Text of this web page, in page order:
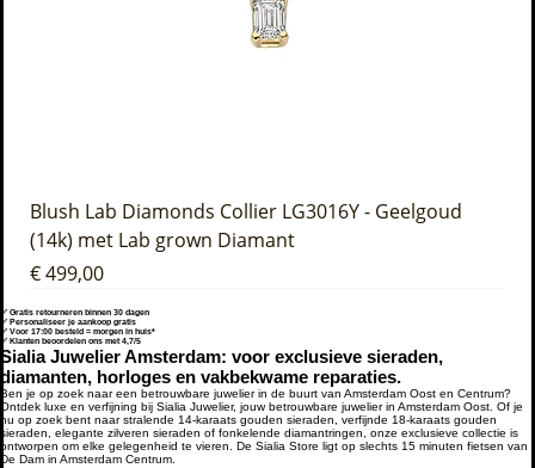
Blush Lab Diamonds Collier LG3016Y - Geelgoud
(14k) met Lab grown Diamant
Prijs
€ 499,00
✅ Gratis retourneren binnen 30 dagen
✅ Personaliseer je aankoop gratis
✅ Voor 17:00 besteld = morgen in huis*
✅ Klanten beoordelen ons met 4,7/5
Sialia Juwelier Amsterdam: voor exclusieve sieraden,
diamanten, horloges en vakbekwame reparaties.
Ben je op zoek naar een betrouwbare juwelier in de buurt van Amsterdam Oost en Centrum?
Ontdek luxe en verfijning bij Sialia Juwelier, jouw betrouwbare juwelier in Amsterdam Oost. Of je
nu op zoek bent naar stralende 14-karaats gouden sieraden, verfijnde 18-karaats gouden
sieraden, elegante zilveren sieraden of fonkelende diamantringen, onze exclusieve collectie is
ontworpen om elke gelegenheid te vieren. De Sialia Store ligt op slechts 15 minuten fietsen van
De Dam in Amsterdam Centrum.